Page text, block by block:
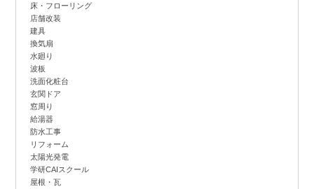
床・フローリング
店舗改装
建具
換気扇
水廻り
波板
洗面化粧台
玄関ドア
窓周り
給湯器
防水工事
リフォーム
太陽光発電
学研CAIスクール
屋根・瓦